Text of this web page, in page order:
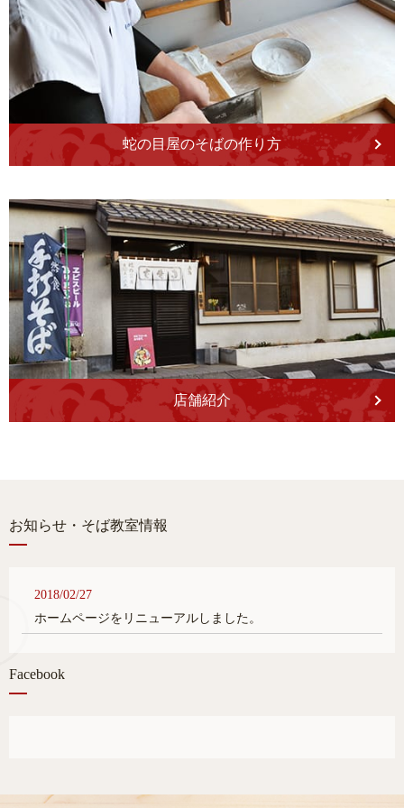
蛇の目屋のそばの作り方
店舗紹介
お知らせ・そば教室情報
2018/02/27
ホームページをリニューアルしました。
Facebook